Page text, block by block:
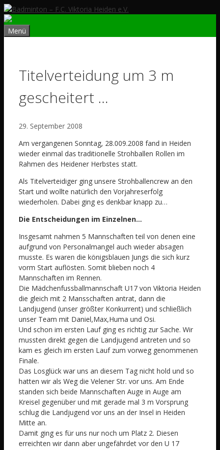
Zum
Inhalt
springen
Menü
Titelverteidung um 3 m
gescheitert …
29. September 2008
Am vergangenen Sonntag, 28.009.2008 fand in Heiden
wieder einmal das traditionelle Strohballen Rollen im
Rahmen des Heidener Herbstes statt.
Als Titelverteidiger ging unsere Strohballencrew an den
Start und wollte natürlich den Vorjahreserfolg
wiederholen. Dabei ging es denkbar knapp zu…
Die Entscheidungen im Einzelnen…
Insgesamt nahmen 5 Mannschaften teil von denen eine
aufgrund von Personalmangel auch wieder absagen
musste. Es waren die königsblauen Jungs die sich kurz
vorm Start auflösten. Somit blieben noch 4
Mannschaften im Rennen.
Die Mädchenfussballmannschaft U17 von Viktoria Heiden
die gleich mit 2 Mansschaften antrat, dann die
Landjugend (unser größter Konkurrent) und schließlich
unser Team mit Daniel,Max,Huma und Osi.
Und schon im ersten Lauf ging es richtig zur Sache. Wir
mussten direkt gegen die Landjugend antreten und so
kam es gleich im ersten Lauf zum vorweg genommenen
Finale.
Das Losglück war uns an diesem Tag nicht hold und so
hatten wir als Weg die Velener Str. vor uns. Am Ende
standen sich beide Mannschaften Auge in Auge am
Kreisel gegenüber und mit gerade mal 3 m Vorsprung
schlug die Landjugend vor uns an der Insel in Heiden
Mitte an.
Damit ging es für uns nur noch um Platz 2. Diesen
erreichten wir dann aber ungefährdet vor den U 17